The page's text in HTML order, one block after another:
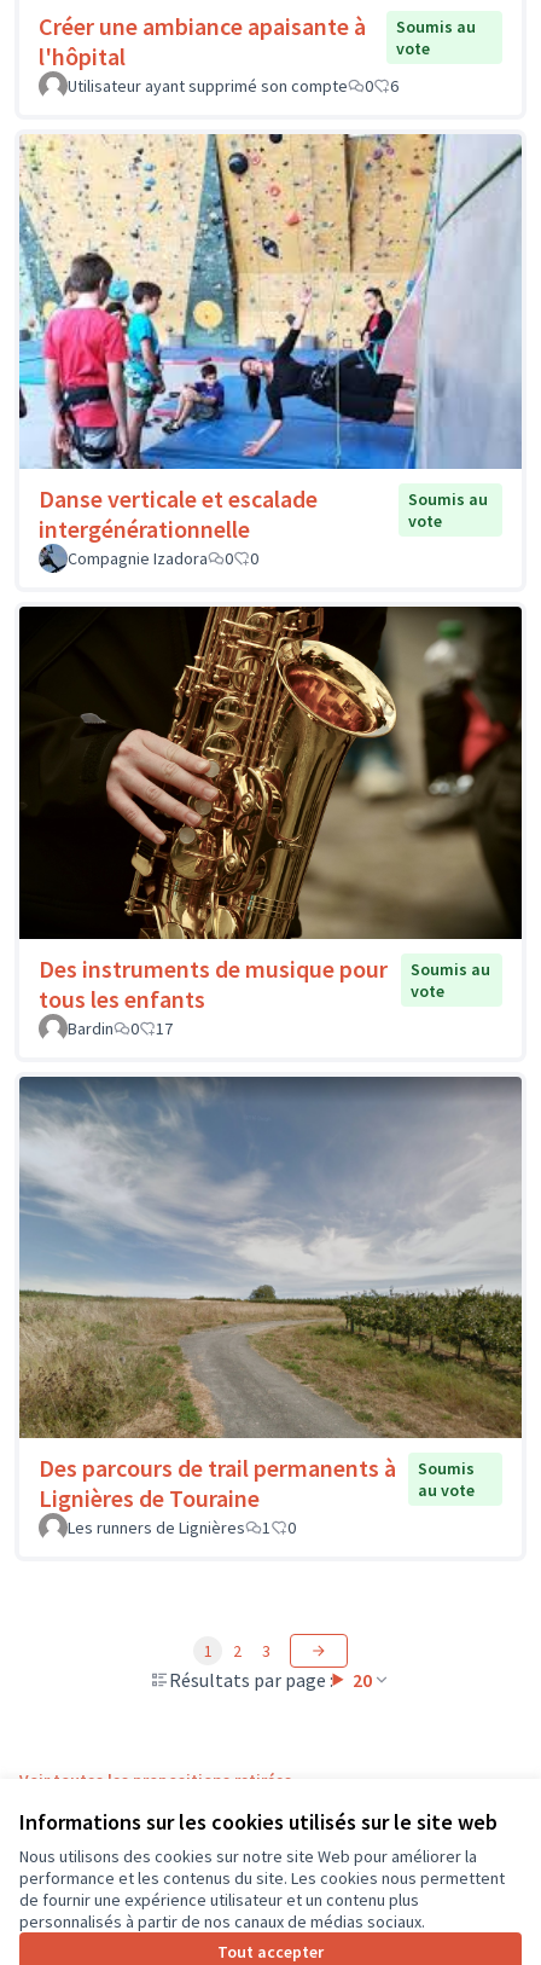
Informations sur les cookies utilisés sur le site web
Nous utilisons des cookies sur notre site Web pour améliorer la
performance et les contenus du site. Les cookies nous permettent
de fournir une expérience utilisateur et un contenu plus
personnalisés à partir de nos canaux de médias sociaux.
Tout accepter
Créer une ambiance apaisante à
l'hôpital
Soumis au
vote
Utilisateur ayant supprimé son compte
0 6
Danse verticale et escalade
intergénérationnelle
Soumis au
vote
Compagnie Izadora
0 0
Des instruments de musique pour
tous les enfants
Soumis au
vote
Bardin
0 17
Des parcours de trail permanents à
Lignières de Touraine
Soumis
au vote
Les runners de Lignières
1 0
Résultats par page : 20
1 2 3
Voir toutes les propositions retirées
Conditions d'utilisation
Paramètres des cookies
CD37 sur X
(Lien externe)
CD37 sur Facebook
CD37 sur Instagram
CD37 sur YouTube
(Lien externe)